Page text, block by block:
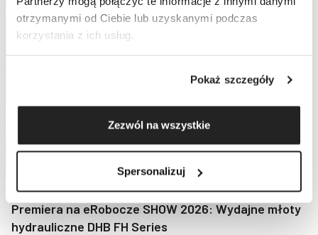
otrzymanymi od Ciebie lub uzyskanymi podczas
korzystania z ich usług.
Pokaż szczegóły
Zezwól na wszystkie
Spersonalizuj
Premiera na eRobocze SHOW 2026: Wydajne młoty
hydrauliczne DHB FH Series